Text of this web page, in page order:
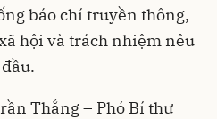
báo chí truyền thông,
hội và trách nhiệm nêu
Thắng – Phó Bí thư